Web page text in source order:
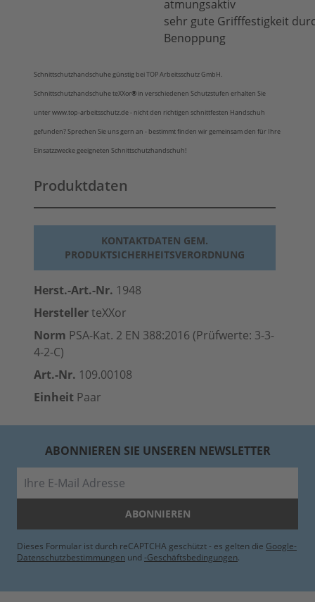
atmungsaktiv
sehr gute Grifffestigkeit
Benoppung
Schnittschutzhandschuhe günstig bei TOP Arbeitsschutz GmbH.
Schnittschutzhandschuhe teXXor® in verschiedenen Schutzstufen erhalten Sie
unter www.top-arbeitsschutz.de - nicht den richtigen schnittfesten Handschuh
gefunden? Sprechen Sie uns gern an - bestimmt finden wir gemeinsam den für Ihre
Einsatzzwecke geeigneten Schnittschutzhandschuh!
Produktdaten
KONTAKTDATEN GEM.
PRODUKTSICHERHEITSVERORDNUNG
Herst.-Art.-Nr. 1948
HerstellerteXXor
Norm PSA-Kat. 2 EN 388:2016 (Prüfwerte: 3-3-
4-2-C)
Art.-Nr. 109.00108
Einheit Paar
ABONNIEREN SIE UNSEREN NEWSLETTER
ABONNIEREN
Dieses Formular ist durch reCAPTCHA geschützt - es gelten die Google-
Datenschutzbestimmungen und -Geschäftsbedingungen.